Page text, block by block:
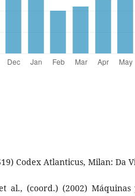
Codex Atlanticus, Milan: Da
al., (coord.) (2002)